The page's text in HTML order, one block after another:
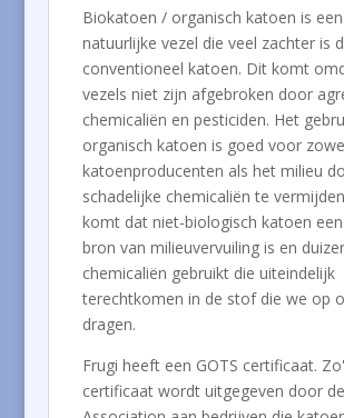
Biokatoen / organisch katoen is een
natuurlijke vezel die veel zachter is
conventioneel katoen. Dit komt
vezels niet zijn afgebroken door
chemicaliën en pesticiden. Het
organisch katoen is goed voor
katoenproducenten als het milieu
schadelijke chemicaliën te
komt dat niet-biologisch katoen
bron van milieuvervuiling is en
chemicaliën gebruikt die uiteindelijk
terechtkomen in de stof die we op
dragen.
Frugi heeft een GOTS certificaat.
certificaat wordt uitgegeven door